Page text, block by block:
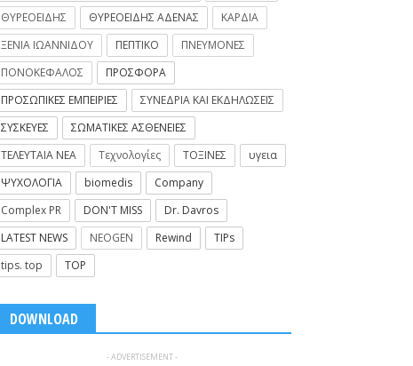
ΘΥΡΕΟΕΙΔΗΣ
ΘΥΡΕΟΕΙΔΗΣ ΑΔΕΝΑΣ
ΚΑΡΔΙΑ
ΞΕΝΙΑ ΙΩΑΝΝΙΔΟΥ
ΠΕΠΤΙΚΟ
ΠΝΕΥΜΟΝΕΣ
ΠΟΝΟΚΕΦΑΛΟΣ
ΠΡΟΣΦΟΡΑ
ΠΡΟΣΩΠΙΚΕΣ ΕΜΠΕΙΡΙΕΣ
ΣΥΝΕΔΡΙΑ ΚΑΙ ΕΚΔΗΛΩΣΕΙΣ
ΣΥΣΚΕΥΕΣ
ΣΩΜΑΤΙΚΕΣ ΑΣΘΕΝΕΙΕΣ
ΤΕΛΕΥΤΑΙΑ ΝΕΑ
Τεχνολογίες ΤΟΞΙΝΕΣ
υγεια
ΨΥΧΟΛΟΓΙΑ
biomedis
Company
Complex PR
DON'T MISS
Dr. Davros
LATEST NEWS
NEOGEN Rewind
TIPs
tips. top
TOP
DOWNLOAD
- ADVERTISEMENT -